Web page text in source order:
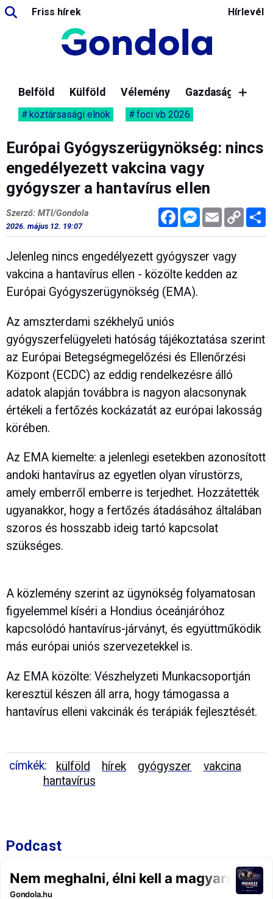
Friss hírek Hírlevél
Belföld Külföld Vélemény Gazdaság
köztársasági elnök foci vb 2026
Európai Gyógyszerügynökség: nincs
engedélyezett vakcina vagy
gyógyszer a hantavírus ellen
FacebookMessenger
Email Copy
Link
Szerző: MTI/Gondola
2026. május 12. 19:07
Jelenleg nincs engedélyezett gyógyszer vagy
vakcina a hantavírus ellen - közölte kedden az
Európai Gyógyszerügynökség (EMA).
Az amszterdami székhelyű uniós
gyógyszerfelügyeleti hatóság tájékoztatása szerint
az Európai Betegségmegelőzési és Ellenőrzési
Központ (ECDC) az eddig rendelkezésre álló
adatok alapján továbbra is nagyon alacsonynak
értékeli a fertőzés kockázatát az európai lakosság
körében.
Az EMA kiemelte: a jelenlegi esetekben azonosított
andoki hantavírus az egyetlen olyan vírustörzs,
amely emberről emberre is terjedhet. Hozzátették
ugyanakkor, hogy a fertőzés átadásához általában
szoros és hosszabb ideig tartó kapcsolat
szükséges.
A közlemény szerint az ügynökség folyamatosan
figyelemmel kíséri a Hondius óceánjáróhoz
kapcsolódó hantavírus-járványt, és együttműködik
más európai uniós szervezetekkel is.
Az EMA közölte: Vészhelyzeti Munkacsoportján
keresztül készen áll arra, hogy támogassa a
hantavírus elleni vakcinák és terápiák fejlesztését.
címkék: külföld hírek gyógyszer
vakcina
hantavírus
Podcast